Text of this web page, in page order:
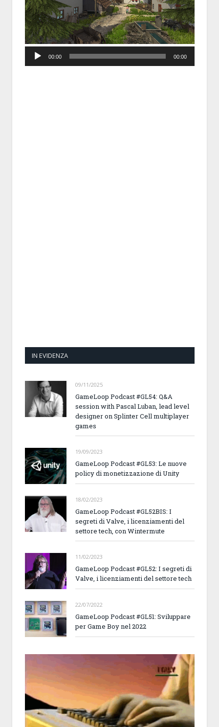
Player
00:00 00:00
IN EVIDENZA
09/11/2025
GameLoop Podcast #GL54: Q&A
session with Pascal Luban, lead level
designer on Splinter Cell multiplayer
games
19/09/2023
GameLoop Podcast #GL53: Le nuove
policy di monetizzazione di Unity
18/02/2023
GameLoop Podcast #GL52BIS: I
segreti di Valve, i licenziamenti del
settore tech, con Wintermute
11/02/2023
GameLoop Podcast #GL52: I segreti di
Valve, i licenziamenti del settore tech
22/07/2022
GameLoop Podcast #GL51: Sviluppare
per Game Boy nel 2022